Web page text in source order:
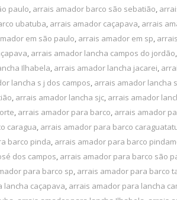
paulo, arrais amador barco são sebatião,
ubatuba, arrais amador caçapava, arrais
em são paulo, arrais amador em sp,
, arrais amador lancha campos do jordão,
Ilhabela, arrais amador lancha jacarei,
lancha s j dos campos, arrais amador lancha
, arrais amador lancha sjc, arrais amador
, arrais amador para barco, arrais amador
caragua, arrais amador para barco
barco pinda, arrais amador para barco
dos campos, arrais amador para barco são
para barco sp, arrais amador para barco
lancha caçapava, arrais amador para lancha